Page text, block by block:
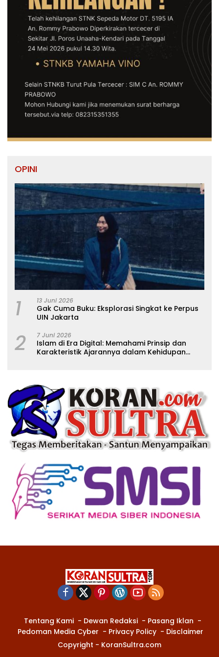
OPINI
1 13 Juni 2026
Gak Cuma Buku: Eksplorasi Singkat ke Perpus
UIN Jakarta
2 7 Juni 2026
Islam di Era Digital: Memahami Prinsip dan
Karakteristik Ajarannya dalam Kehidupan
Tentang Kami Dewan Redaksi
Pasang Iklan
Pedoman Media Cyber
Privacy Policy
Disclaimer
Copyright - KoranSultra.com